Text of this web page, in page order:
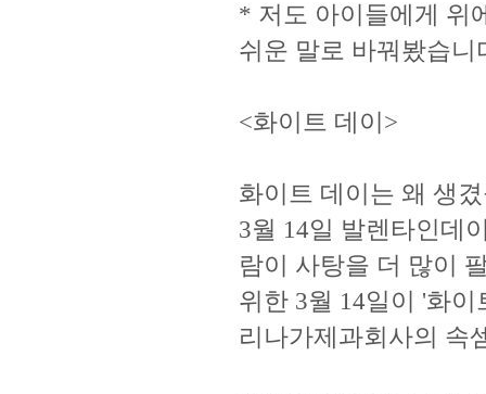
* 저도 아이들에게 위
쉬운 말로 바꿔봤습니
<화이트 데이>
화이트 데이는 왜 생
3월 14일 발렌타인데
람이 사탕을 더 많이
위한 3월 14일이 '화
리나가제과회사의 속